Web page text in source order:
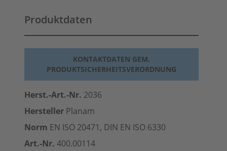
Produktdaten
KONTAKTDATEN GEM.
PRODUKTSICHERHEITSVERORDNUNG
Herst.-Art.-Nr. 2036
Hersteller Planam
Norm EN ISO 20471, DIN EN ISO 6330
Art.-Nr. 400.00114